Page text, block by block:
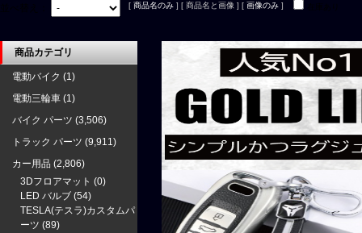
[ 商品名のみ ] [ 商品名と画像 ] [ 画像のみ ]
商品カテゴリ
電動バイク (1)
電動三輪車 (1)
バイク パーツ (3,506)
トラック パーツ (9,911)
カー用品 (2,806)
3Dフロアマット (0)
LED バルブ (54)
TESLA(テスラ)カスタムパ
ーツ (89)